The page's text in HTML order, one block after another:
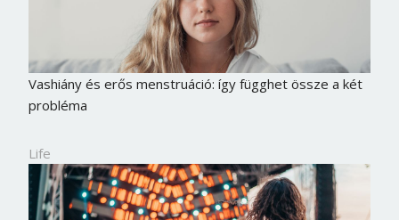
Vashiány és erős menstruáció: így függhet össze a két
probléma
Life